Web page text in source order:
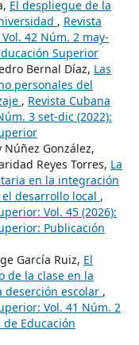
El despliegue de la
, Revista
42 Núm. 2 may-
Superior
Bernal Díaz, Las
personales del
, Revista Cubana
3 set-dic (2022):
González,
Reyes Torres, La
en la integración
desarrollo local ,
Vol. 45 (2026):
Publicación
García Ruiz, El
de la clase en la
deserción escolar ,
Vol. 41 Núm. 2
de Educación